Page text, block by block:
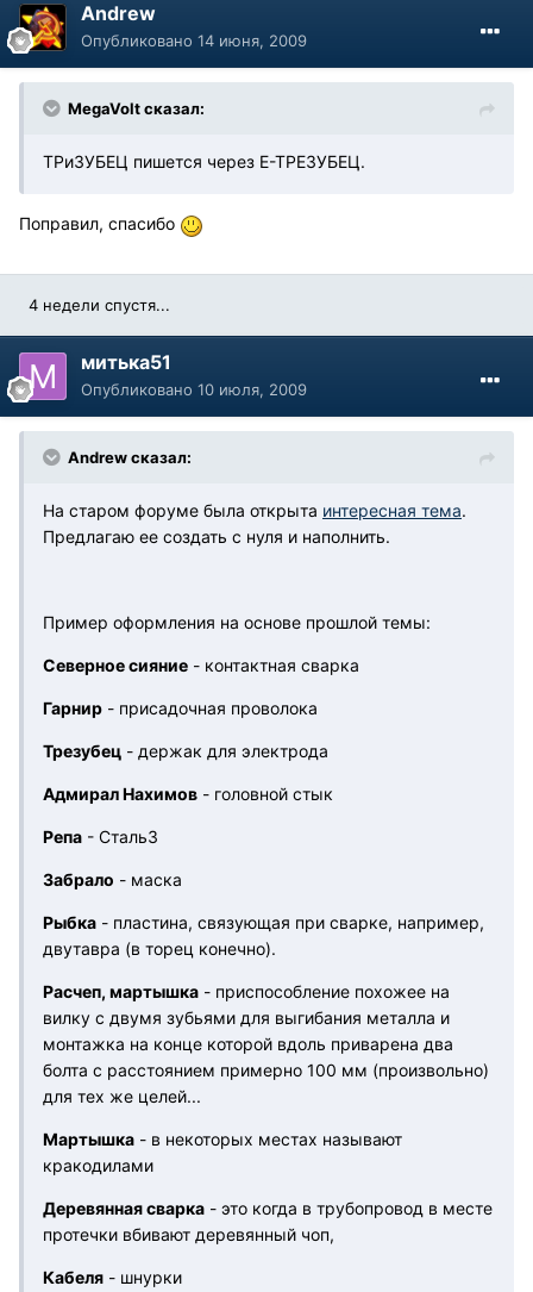
Andrew
Опубликовано 14 июня, 2009
MegaVolt сказал:
ТРиЗУБЕЦ пишется через Е-ТРЕЗУБЕЦ.
Поправил, спасибо
4 недели спустя...
митька51
Опубликовано 10 июля, 2009
Andrew сказал:
На старом форуме была открыта интересная тема.
Предлагаю ее создать с нуля и наполнить.
Пример оформления на основе прошлой темы:
Северное сияние - контактная сварка
Гарнир - присадочная проволока
Трезубец - держак для электрода
Адмирал Нахимов - головной стык
Репа - Сталь3
Забрало - маска
Рыбка - пластина, связующая при сварке, например,
двутавра (в торец конечно).
Расчеп, мартышка - приспособление похожее на
вилку с двумя зубьями для выгибания металла и
монтажка на конце которой вдоль приварена два
болта с расстоянием примерно 100 мм (произвольно)
для тех же целей...
Мартышка - в некоторых местах называют
кракодилами
Деревянная сварка - это когда в трубопровод в месте
протечки вбивают деревянный чоп,
Кабеля - шнурки